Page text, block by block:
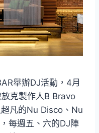
舉辦DJ活動，4月
克製作人B Bravo
凡的Nu Disco、Nu
每週五、六的DJ陣